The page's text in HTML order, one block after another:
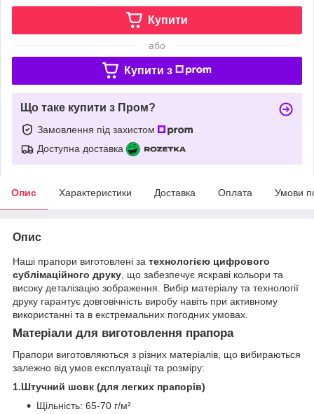
Купити
або
Купити з
Що таке купити з Пром?
Замовлення під захистом
Доступна доставка
Опис Характеристики Доставка Оплата Умови
Опис
Наші прапори виготовлені за технологією цифрового
сублімаційного друку , що забезпечує яскраві кольори та
високу деталізацію зображення. Вибір матеріалу та технології
друку гарантує довговічність виробу навіть при активному
використанні та в екстремальних погодних умовах.
Матеріали для виготовлення прапора
Прапори виготовляються з різних матеріалів, що вибираються
залежно від умов експлуатації та розміру:
1.Штучний шовк (для легких прапорів)
Щільність: 65-70 г/м²